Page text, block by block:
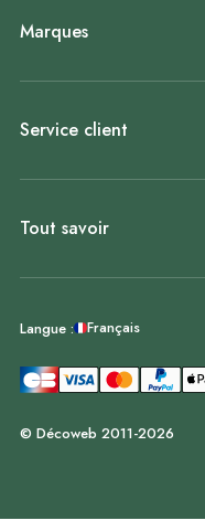
Marques
Service client
Tout savoir
Langue : Français
© Décoweb 2011-2026